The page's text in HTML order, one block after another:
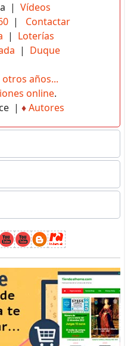
| Vídeos
| Contactar
| Loterías
| Duque
años...
online.
| ♦Autores